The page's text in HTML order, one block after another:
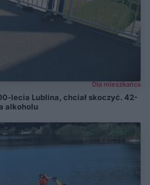
Dla mieszkańca
lecia Lublina, chciał skoczyć. 42-
alkoholu